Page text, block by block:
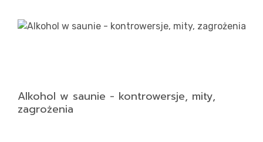
Alkohol w saunie - kontrowersje, mity,
zagrożenia